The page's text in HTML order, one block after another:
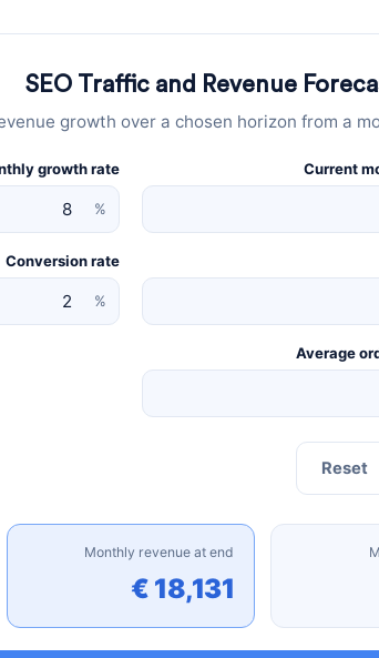
SEO Traffic and Revenue
growth over a chosen horizon from a
Current
growth rate
%
Conversion rate
%
Average
Reset
Monthly revenue at end
18,131 €